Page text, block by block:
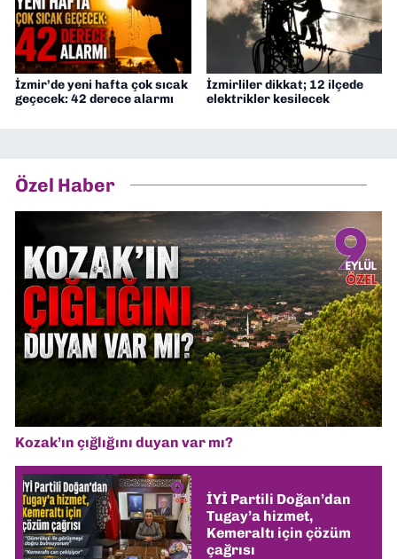
İzmir’de yeni hafta çok sıcak
geçecek: 42 derece alarmı
İzmirliler dikkat; 12 ilçede
elektrikler kesilecek
Özel Haber
Kozak’ın çığlığını duyan var mı?
İYİ Partili Doğan’dan
Tugay’a hizmet,
Kemeraltı için çözüm
çağrısı